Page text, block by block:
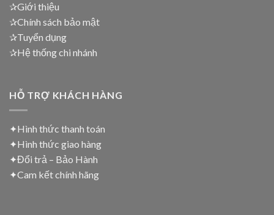
✰Giới thiệu
✰Chính sách bảo mật
✰Tuyển dụng
✰Hệ thống chi nhánh
HỖ TRỢ KHÁCH HÀNG
✦Hình thức thanh toán
✦Hình thức giao hàng
✦Đổi trả – Bảo Hành
✦Cam kết chính hãng